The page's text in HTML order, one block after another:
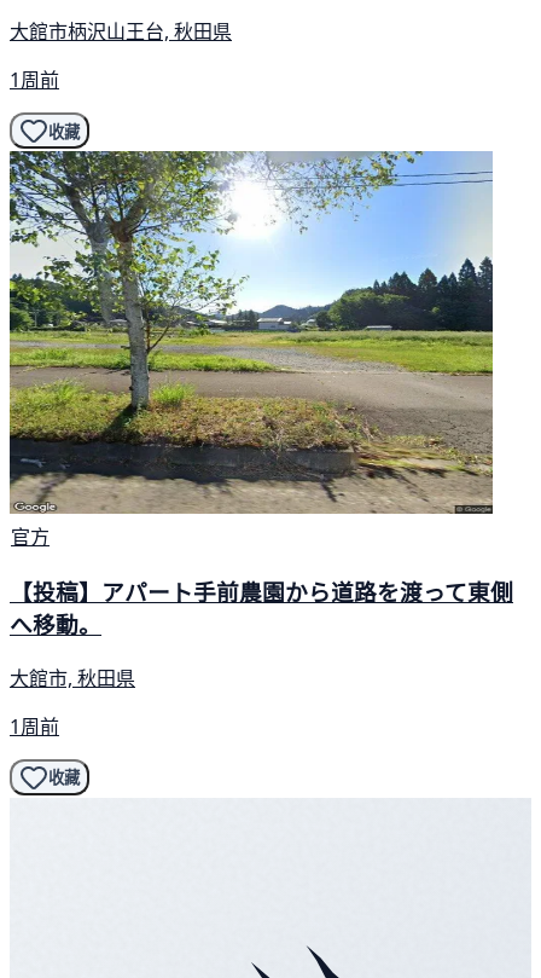
大館市柄沢山王台, 秋田県
1周前
收藏
官方
【投稿】アパート手前農園から道路を渡って東側
へ移動。
大館市, 秋田県
1周前
收藏